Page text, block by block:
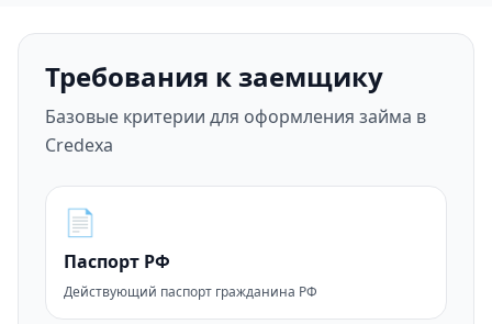
Требования к заемщику
Базовые критерии для оформления займа в
Credexa
📄
Паспорт РФ
Действующий паспорт гражданина РФ